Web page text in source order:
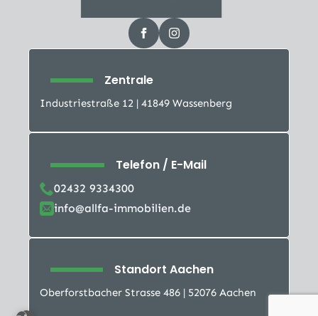
Zentrale
Industriestraße 12 | 41849 Wassenberg
Telefon / E-Mail
02432 9334300
info@allfa-immobilien.de
Standort Aachen
Oberforstbacher Strasse 486 | 52076 Aachen